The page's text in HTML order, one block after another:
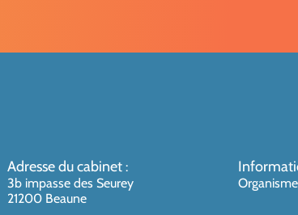
Adresse du cabinet:
3b impasse des Seurey
21200 Beaune